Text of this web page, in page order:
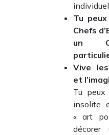
Tu
Chefs
un
Vive
et
Tu
insolite
« art
décorer